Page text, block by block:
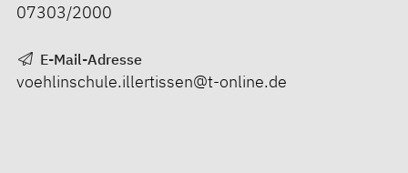
07303/2000
E-Mail-Adresse
voehlinschule.illertissen@t-online.de